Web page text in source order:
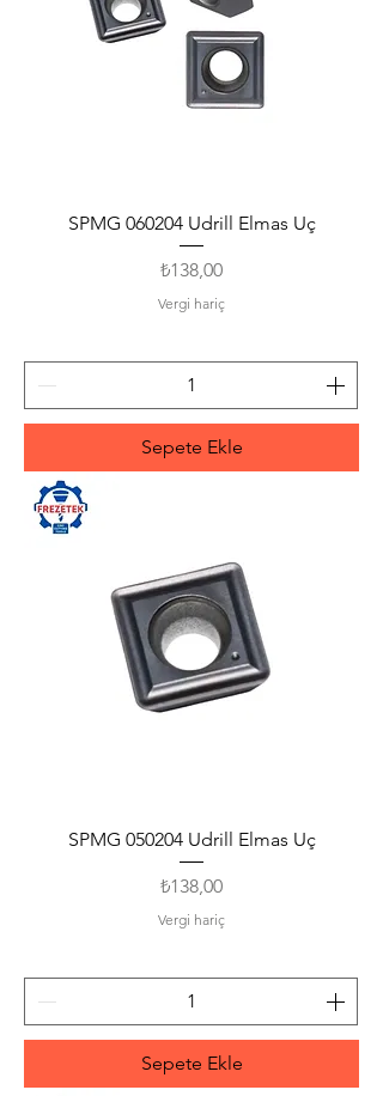
SPMG 060204 Udrill Elmas Uç
Fiyat
₺138,00
Vergi hariç
Sepete Ekle
SPMG 050204 Udrill Elmas Uç
Fiyat
₺138,00
Vergi hariç
Sepete Ekle